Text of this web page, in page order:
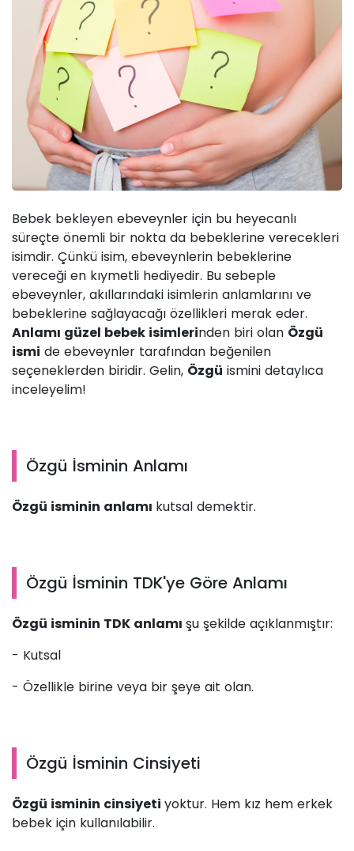
Bebek bekleyen ebeveynler için bu heyecanlı
süreçte önemli bir nokta da bebeklerine verecekleri
isimdir. Çünkü isim, ebeveynlerin bebeklerine
vereceği en kıymetli hediyedir. Bu sebeple
ebeveynler, akıllarındaki isimlerin anlamlarını ve
bebeklerine sağlayacağı özellikleri merak eder.
Anlamı güzel bebek isimlerinden biri olan Özgü
ismi de ebeveynler tarafından beğenilen
seçeneklerden biridir. Gelin, Özgü ismini detaylıca
inceleyelim!
Özgü İsminin Anlamı
Özgü isminin anlamı kutsal demektir.
Özgü İsminin TDK'ye Göre Anlamı
Özgü isminin TDK anlamı şu şekilde açıklanmıştır:
- Kutsal
- Özellikle birine veya bir şeye ait olan.
Özgü İsminin Cinsiyeti
Özgü isminin cinsiyeti yoktur. Hem kız hem erkek
bebek için kullanılabilir.